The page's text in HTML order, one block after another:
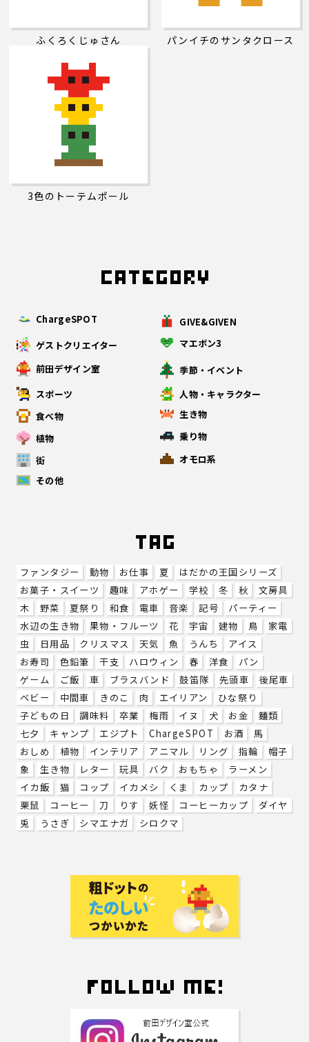
ChargeSPOT
GIVE&GIVEN
ゲストクリエイター
マエボン3
前田デザイン室
季節・イベント
スポーツ
人物・キャラクター
食べ物
生き物
植物
乗り物
街
オモロ系
その他
ファンタジー 動物 お仕事 夏
はだかの王国シリーズ
お菓子・スイーツ
趣味 アホゲー 学校 冬 秋
文房具
木
野菜 夏祭り 和食 電車 音楽 記号
パーティー
水辺の生き物
果物・フルーツ 花 宇宙 建物 鳥
家電
虫
日用品 クリスマス 天気 魚 うんち
アイス
お寿司
色鉛筆 干支 ハロウィン 春 洋食
パン
ゲーム
ご飯 車 ブラスバンド 鼓笛隊 先頭車
後尾車
ベビー
中間車 きのこ 肉 エイリアン
ひな祭り
子どもの日
調味料 卒業 梅雨 イヌ 犬 お金
麺類
七夕
キャンプ エジプト ChargeSPOT お酒
馬
おしめ
植物 インテリア アニマル リング 指輪
帽子
象
生き物 レター 玩具 バク おもちゃ
ラーメン
イカ飯
猫 コップ イカメシ くま カップ
カタナ
栗鼠
コーヒー 刀 りす 妖怪 コーヒーカップ
ダイヤ
兎
うさぎ シマエナガ シロクマ
ふくろくじゅさん パンイチのサンタクロース
3色のトーテムポール